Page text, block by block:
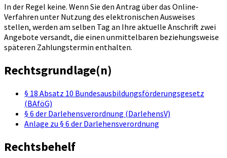
In der Regel keine. Wenn Sie den Antrag über das Online-
Verfahren unter Nutzung des elektronischen Ausweises
stellen, werden am selben Tag an Ihre aktuelle Anschrift zwei
Angebote versandt, die einen unmittelbaren beziehungsweise
späteren Zahlungstermin enthalten.
Rechtsgrundlage(n)
§ 18 Absatz 10 Bundesausbildungsförderungsgesetz
(BAföG)
§ 6 der Darlehensverordnung (DarlehensV)
Anlage zu § 6 der Darlehensverordnung
Rechtsbehelf